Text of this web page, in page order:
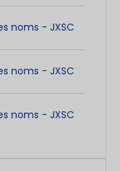
noms - JXSC
noms - JXSC
noms - JXSC